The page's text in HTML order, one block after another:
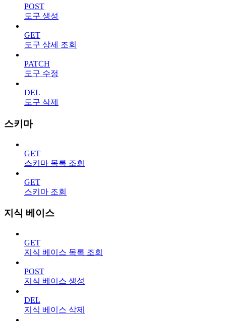
POST
도구 생성
GET
도구 상세 조회
PATCH
도구 수정
DEL
도구 삭제
스키마
GET
스키마 목록 조회
GET
스키마 조회
지식 베이스
GET
지식 베이스 목록 조회
POST
지식 베이스 생성
DEL
지식 베이스 삭제